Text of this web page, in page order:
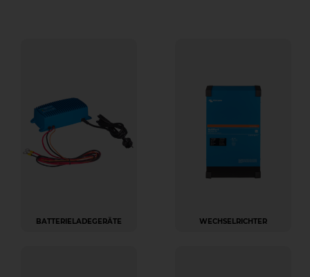
BATTERIELADEGERÄTE WECHSELRICHTER